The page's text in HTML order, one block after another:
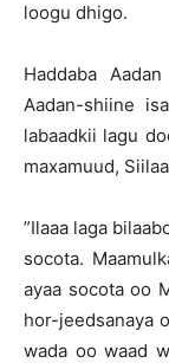
loogu dhigo.
Haddaba
Aadan-shiine
labaadkii lagu
maxamuud,
”Ilaaa laga
socota.
ayaa socota oo
hor-jeedsanaya
wada oo waad